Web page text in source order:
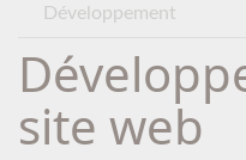
Développement
site web